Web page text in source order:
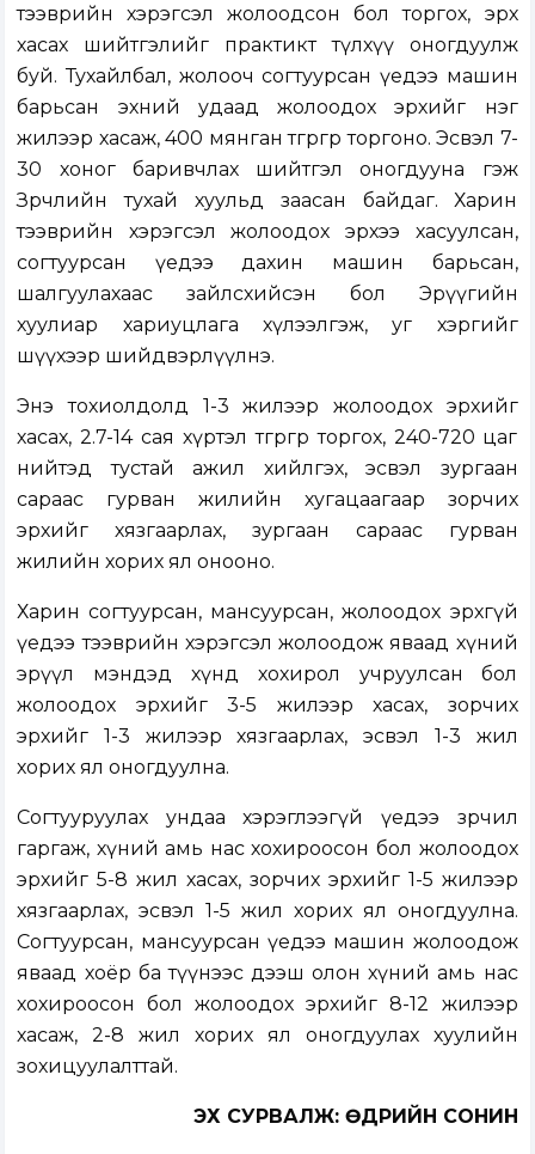
тээврийн хэрэгсэл жолоодсон бол торгох, эрх
хасах шийтгэлийг практикт түлхүү оногдуулж
буй. Тухайлбал, жолооч согтуурсан үедээ машин
барьсан эхний удаад жолоодох эрхийг нэг
жилээр хасаж, 400 мянган төгрөгөөр торгоно. Эсвэл 7-
30 хоног баривчлах шийтгэл оногдууна гэж
Зөрчлийн тухай хуульд заасан байдаг. Харин
тээврийн хэрэгсэл жолоодох эрхээ хасуулсан,
согтуурсан үедээ дахин машин барьсан,
шалгуулахаас зайлсхийсэн бол Эрүүгийн
хуулиар хариуцлага хүлээлгэж, уг хэргийг
шүүхээр шийдвэрлүүлнэ.
Энэ тохиолдолд 1-3 жилээр жолоодох эрхийг
хасах, 2.7-14 сая хүртэл төгрөгөөр торгох, 240-720 цаг
нийтэд тустай ажил хийлгэх, эсвэл зургаан
сараас гурван жилийн хугацаагаар зорчих
эрхийг хязгаарлах, зургаан сараас гурван
жилийн хорих ял онооно.
Харин согтуурсан, мансуурсан, жолоодох эрхгүй
үедээ тээврийн хэрэгсэл жолоодож яваад хүний
эрүүл мэндэд хүнд хохирол учруулсан бол
жолоодох эрхийг 3-5 жилээр хасах, зорчих
эрхийг 1-3 жилээр хязгаарлах, эсвэл 1-3 жил
хорих ял оногдуулна.
Согтууруулах ундаа хэрэглээгүй үедээ зөрчил
гаргаж, хүний амь нас хохироосон бол жолоодох
эрхийг 5-8 жил хасах, зорчих эрхийг 1-5 жилээр
хязгаарлах, эсвэл 1-5 жил хорих ял оногдуулна.
Согтуурсан, мансуурсан үедээ машин жолоодож
яваад хоёр ба түүнээс дээш олон хүний амь нас
хохироосон бол жолоодох эрхийг 8-12 жилээр
хасаж, 2-8 жил хорих ял оногдуулах хуулийн
зохицуулалттай.
ЭХ СУРВАЛЖ: ӨДРИЙН СОНИН